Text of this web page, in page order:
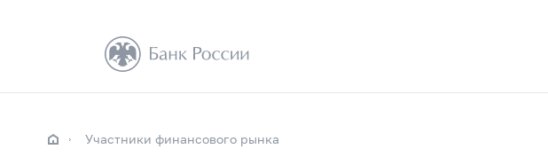
Участники финансового рынка